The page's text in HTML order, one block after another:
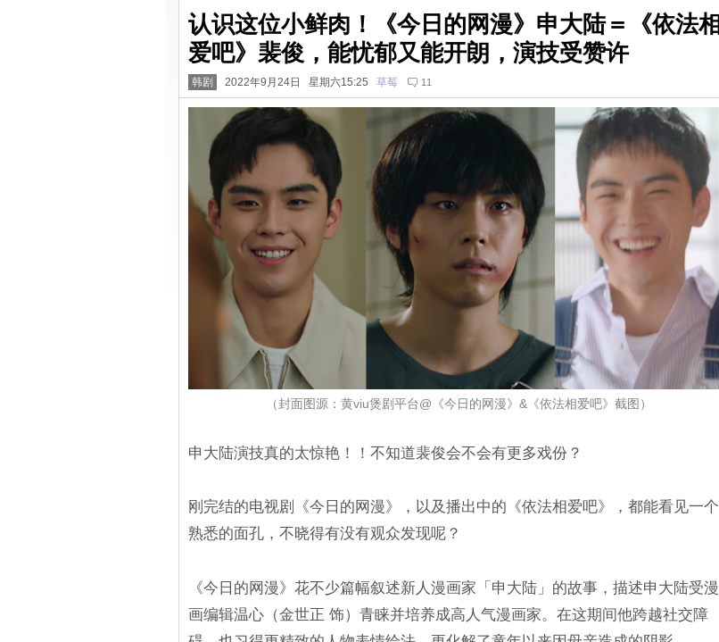
认识这位小鲜肉！《今日的网漫》申大陆＝《依法相
爱吧》裴俊，能忧郁又能开朗，演技受赞许
韩剧 2022年9月24日 星期六15:25 草莓 11
（封面图源：黄viu煲剧平台@《今日的网漫》&《依法相爱吧》截图）
申大陆演技真的太惊艳！！不知道裴俊会不会有更多戏份？
刚完结的电视剧《今日的网漫》，以及播出中的《依法相爱吧》，都能看见一个
熟悉的面孔，不晓得有没有观众发现呢？
《今日的网漫》花不少篇幅叙述新人漫画家「申大陆」的故事，描述申大陆受漫
画编辑温心（金世正 饰）青睐并培养成高人气漫画家。在这期间他跨越社交障